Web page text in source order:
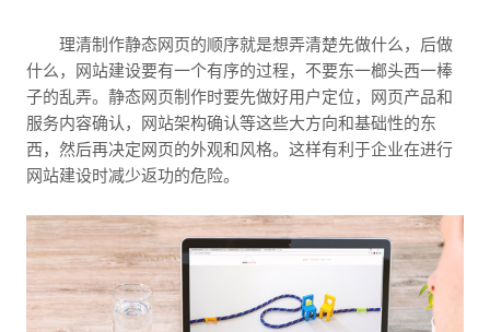
理清制作静态网页的顺序就是想弄清楚先做什么，后做
什么，网站建设要有一个有序的过程，不要东一榔头西一棒
子的乱弄。静态网页制作时要先做好用户定位，网页产品和
服务内容确认，网站架构确认等这些大方向和基础性的东
西，然后再决定网页的外观和风格。这样有利于企业在进行
网站建设时减少返功的危险。